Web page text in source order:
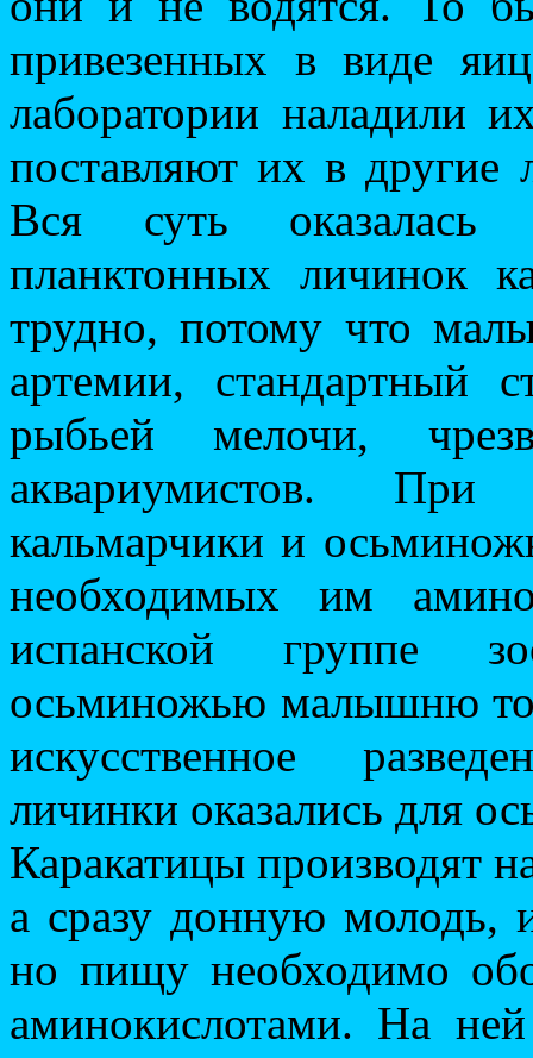
привезенных в виде
лаборатории наладили
поставляют их в
Вся суть оказалась
планктонных личинок
трудно, потому что
артемии, стандартный
рыбьей мелочи,
аквариумистов.
кальмарчики и
необходимых им
испанской группе
осьминожью малышню
искусственное
личинки оказались для
Каракатицы производят
а сразу донную молодь,
но пищу необходимо
аминокислотами. На